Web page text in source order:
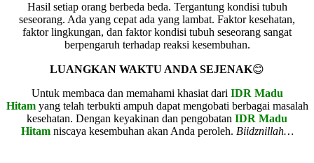
Hasil setiap orang berbeda beda. Tergantung kondisi tubuh
seseorang. Ada yang cepat ada yang lambat. Faktor kesehatan,
faktor lingkungan, dan faktor kondisi tubuh seseorang sangat
berpengaruh terhadap reaksi kesembuhan.
LUANGKAN WAKTU ANDA SEJENAK😊
Untuk membaca dan memahami khasiat dari IDR Madu
Hitamyang telah terbukti ampuh dapat mengobati berbagai masalah
kesehatan. Dengan keyakinan dan pengobatan IDR Madu
Hitamniscaya kesembuhan akan Anda peroleh. Biidznillah…